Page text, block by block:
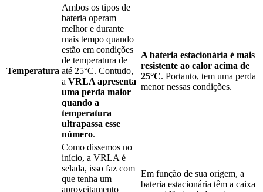
Temperatura
Ambos os tipos de
bateria operam
melhor e durante
mais tempo quando
estão em condições
de temperatura de
até 25°C. Contudo,
a VRLA apresenta
uma perda maior
quando a
temperatura
ultrapassa esse
número.
A bateria estacionária é mais
resistente ao calor acima de
25°C. Portanto, tem uma perda
menor nessas condições.
Como dissemos no
início, a VRLA é
selada, isso faz com
que tenha um
aproveitamento
Em função de sua origem, a
bateria estacionária têm a caixa